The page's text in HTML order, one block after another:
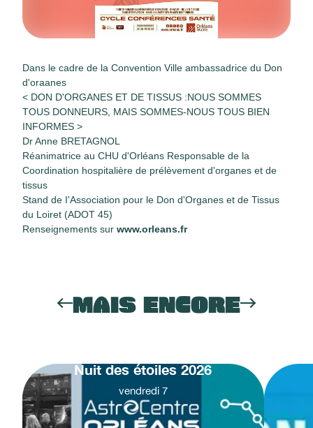
Dans le cadre de la Convention Ville ambassadrice du Don
d'oraanes
< DON D'ORGANES ET DE TISSUS :NOUS SOMMES
TOUS DONNEURS, MAIS SOMMES-NOUS TOUS BIEN
INFORMES >
Dr Anne BRETAGNOL
Réanimatrice au CHU d'Orléans Responsable de la
Coordination hospitalière de prélèvement d'organes et de
tissus
Stand de I'Association pour le Don d'Organes et de Tissus
du Loiret (ADOT 45)
Renseignements sur www.orleans.fr​
MAIS ENCORE
Nuit des étoiles 2026
vendredi 7